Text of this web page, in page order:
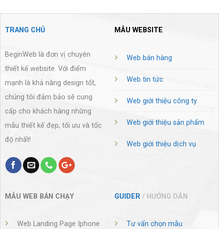
TRANG CHỦ
BeginWeb là đơn vị chuyên
thiết kế website. Với điểm
mạnh là khả năng design tốt,
chúng tôi đảm bảo sẽ cung
cấp cho khách hàng những
mẫu thiết kế đẹp, tối ưu và tốc
độ nhất!
MẪU WEBSITE
Web bán hàng
Web tin tức
Web giới thiệu công ty
Web giới thiệu sản phẩm
Web giới thiệu dịch vụ
MẪU WEB BÁN CHẠY
Web Landing Page Iphone
GUIDER / HƯỚNG DẪN
Tư vấn chọn mẫu